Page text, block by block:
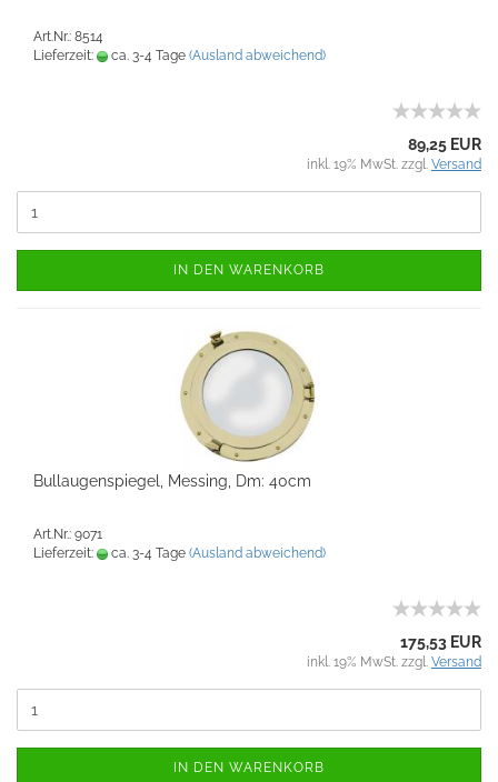
Art.Nr.: 8514
Lieferzeit:
ca. 3-4 Tage (Ausland abweichend)
89,25 EUR
inkl. 19% MwSt. zzgl. Versand
IN DEN WARENKORB
Bullaugenspiegel, Messing, Dm: 40cm
Art.Nr.: 9071
Lieferzeit:
ca. 3-4 Tage (Ausland abweichend)
175,53 EUR
inkl. 19% MwSt. zzgl. Versand
IN DEN WARENKORB